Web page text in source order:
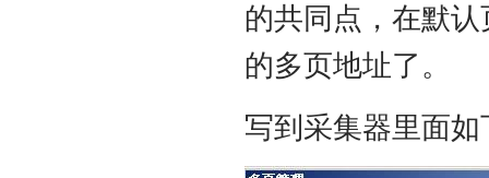
的共同点，在默
的多页地址了。
写到采集器里面如